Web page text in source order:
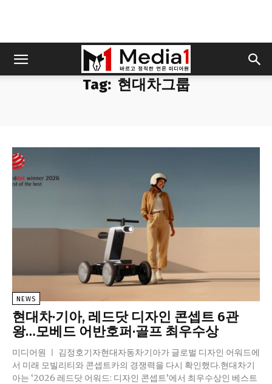
Tag: 현대차그룹
NEWS
현대차·기아, 레드닷 디자인 콘셉트 6관
왕…모베드 어반호퍼·골프 최우수상
미디어원 ㅣ 김정호기자현대자동차·기아가 글로벌 디자인 어워드에
서 미래 모빌리티와 콘셉트카의 경쟁력을 다시 확인했다.현대차·기
아는 ‘2026 레드닷 어워드: 디자인 콘셉트’에서 최우수상인 베스트